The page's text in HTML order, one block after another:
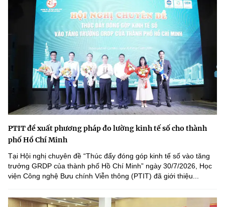
PTIT đề xuất phương pháp đo lường kinh tế số cho thành
phố Hồ Chí Minh
Tại Hội nghị chuyên đề “Thúc đẩy đóng góp kinh tế số vào tăng
trưởng GRDP của thành phố Hồ Chí Minh” ngày 30/7/2026, Học
viện Công nghệ Bưu chính Viễn thông (PTIT) đã giới thiệu...